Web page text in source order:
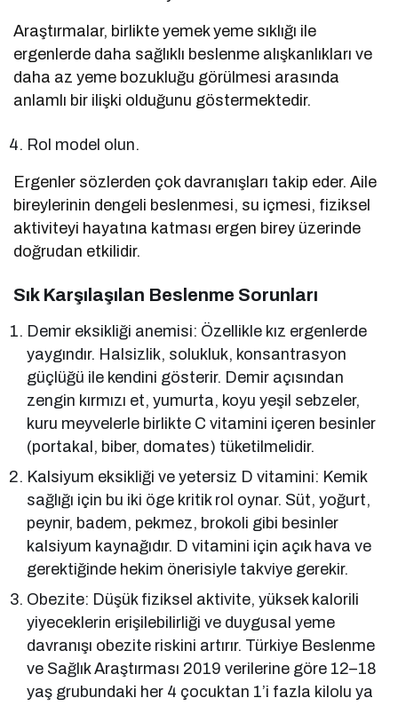
Araştırmalar, birlikte yemek yeme sıklığı ile
ergenlerde daha sağlıklı beslenme alışkanlıkları ve
daha az yeme bozukluğu görülmesi arasında
anlamlı bir ilişki olduğunu göstermektedir.
Rol model olun.
Ergenler sözlerden çok davranışları takip eder. Aile
bireylerinin dengeli beslenmesi, su içmesi, fiziksel
aktiviteyi hayatına katması ergen birey üzerinde
doğrudan etkilidir.
Sık Karşılaşılan Beslenme Sorunları
Demir eksikliği anemisi: Özellikle kız ergenlerde
yaygındır. Halsizlik, solukluk, konsantrasyon
güçlüğü ile kendini gösterir. Demir açısından
zengin kırmızı et, yumurta, koyu yeşil sebzeler,
kuru meyvelerle birlikte C vitamini içeren besinler
(portakal, biber, domates) tüketilmelidir.
Kalsiyum eksikliği ve yetersiz D vitamini: Kemik
sağlığı için bu iki öge kritik rol oynar. Süt, yoğurt,
peynir, badem, pekmez, brokoli gibi besinler
kalsiyum kaynağıdır. D vitamini için açık hava ve
gerektiğinde hekim önerisiyle takviye gerekir.
Obezite: Düşük fiziksel aktivite, yüksek kalorili
yiyeceklerin erişilebilirliği ve duygusal yeme
davranışı obezite riskini artırır. Türkiye Beslenme
ve Sağlık Araştırması 2019 verilerine göre 12–18
yaş grubundaki her 4 çocuktan 1’i fazla kilolu ya